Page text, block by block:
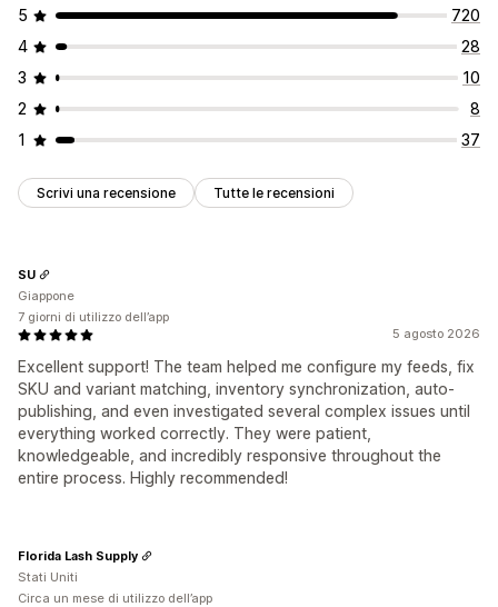
5
720
4
28
3
10
2
8
1
37
Scrivi una recensione Tutte le recensioni
5 agosto 2026
Excellent support! The team helped me configure my feeds, fix
SKU and variant matching, inventory synchronization, auto-
publishing, and even investigated several complex issues until
everything worked correctly. They were patient,
knowledgeable, and incredibly responsive throughout the
entire process. Highly recommended!
SU
Giappone
7 giorni di utilizzo dell’app
Florida Lash Supply
Stati Uniti
Circa un mese di utilizzo dell’app